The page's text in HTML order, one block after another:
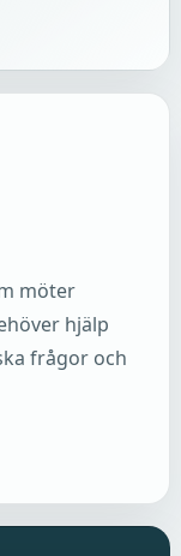
möter
hjälp
frågor och